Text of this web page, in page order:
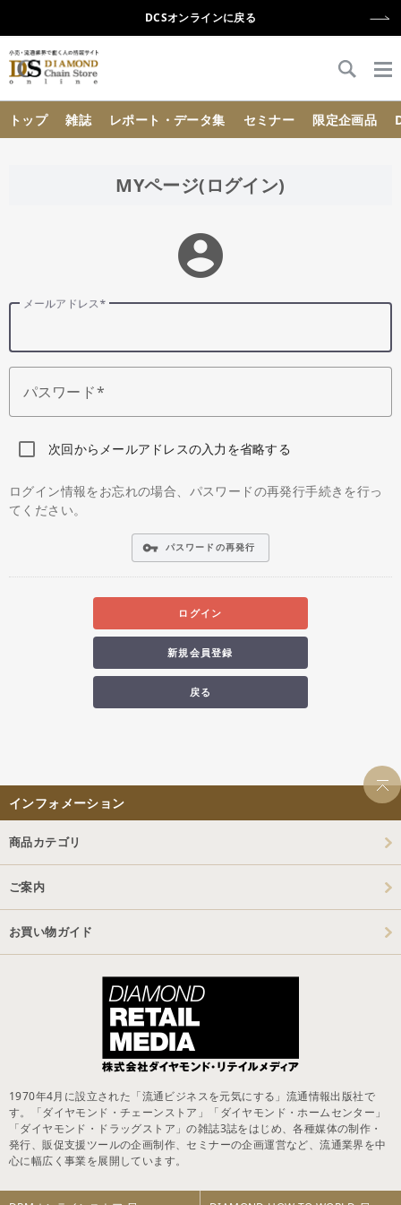
DCSオンラインに戻る
トップ 雑誌 レポート・データ集 セミナー 限定企画品
MYページ(ログイン)
account_circle
メールアドレス
パスワード
次回からメールアドレスの入力を省略する
ログイン情報をお忘れの場合、パスワードの再発行手続きを行っ
てください。
vpn_key パスワードの再発行
ログイン
新規会員登録
戻る
インフォメーション
商品カテゴリ
ご案内
お買い物ガイド
1970年4月に設立された「流通ビジネスを元気にする」流通情報出版社で
す。「ダイヤモンド・チェーンストア」「ダイヤモンド・ホームセンター」
「ダイヤモンド・ドラッグストア」の雑誌3誌をはじめ、各種媒体の制作・
発行、販促支援ツールの企画制作、セミナーの企画運営など、流通業界を中
心に幅広く事業を展開しています。